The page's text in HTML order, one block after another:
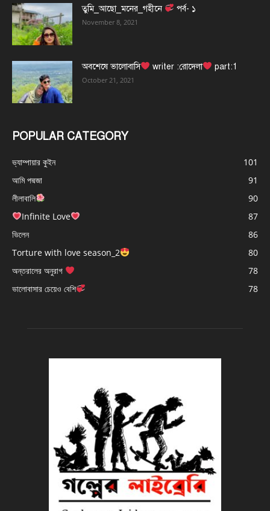
তুমি_আছো_মনের_গহীনে পর্ব- ১
November 8, 2021
অবশেষে ভালোবাসি writer :রোদেলা part:1
October 21, 2021
POPULAR CATEGORY
ভ্যাম্পায়ার কুইন
101
আমি পদ্মজা
91
লীলাবালি
90
Infinite Love
87
ভিলেন
86
Torture with love season_2
80
অন্তরালের অনুরাগ
78
ভালোবাসার চেয়েও বেশি
78